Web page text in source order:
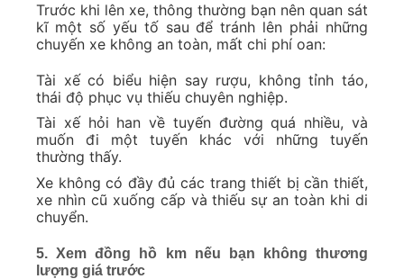
Trước khi lên xe, thông thường bạn nên quan sát
kĩ một số yếu tố sau để tránh lên phải những
chuyến xe không an toàn, mất chi phí oan:
Tài xế có biểu hiện say rượu, không tỉnh táo,
thái độ phục vụ thiếu chuyên nghiệp.
Tài xế hỏi han về tuyến đường quá nhiều, và
muốn đi một tuyến khác với những tuyến
thường thấy.
Xe không có đầy đủ các trang thiết bị cần thiết,
xe nhìn cũ xuống cấp và thiếu sự an toàn khi di
chuyển.
5. Xem đồng hồ km nếu bạn không thương
lượng giá trước